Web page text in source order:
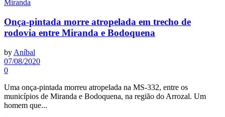
Miranda
Onça-pintada morre atropelada em trecho de
rodovia entre Miranda e Bodoquena
by Aníbal
07/08/2020
0
Uma onça-pintada morreu atropelada na MS-332, entre os
municípios de Miranda e Bodoquena, na região do Arrozal. Um
homem que...